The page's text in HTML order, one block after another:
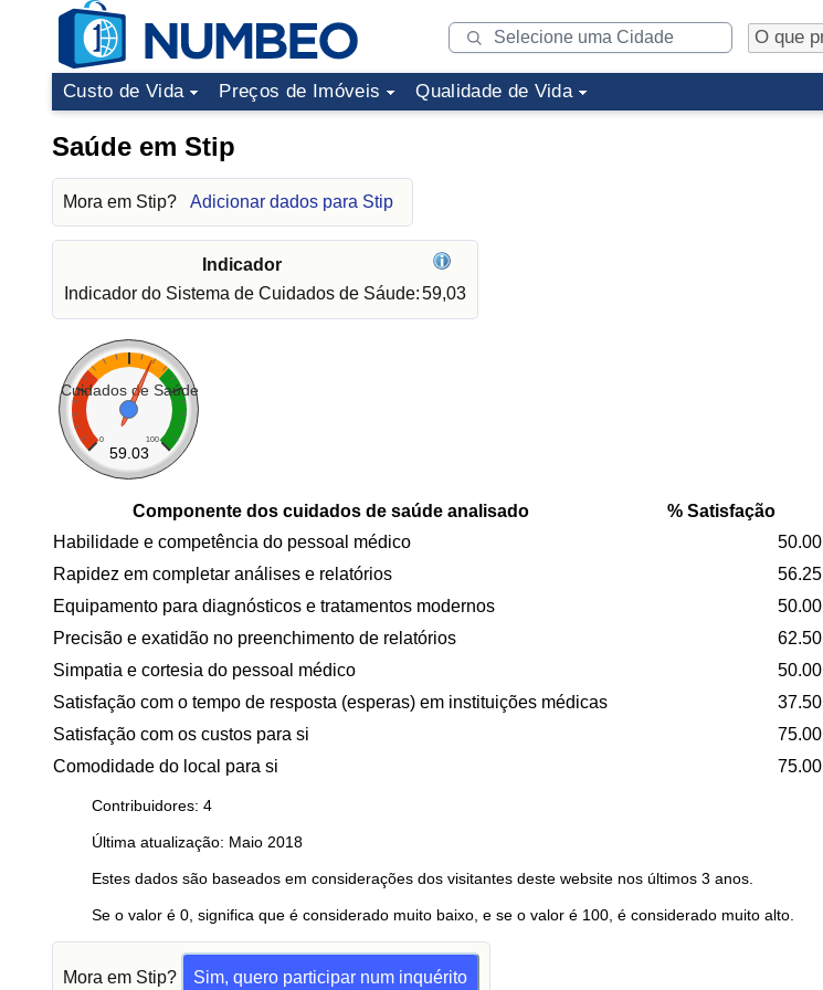
Custo de Vida Preços de Imóveis Qualidade de Vida
Saúde em Stip
Mora em Stip? Adicionar dados para Stip
Indicador
Indicador do Sistema de Cuidados de Sáude:59,03
Cuidados de Saúde
0 100
59.03
Componente dos cuidados de saúde analisado
% Satisfação
Habilidade e competência do pessoal médico
50.00
Rapidez em completar análises e relatórios
56.25
Equipamento para diagnósticos e tratamentos modernos
50.00
Precisão e exatidão no preenchimento de relatórios
62.50
Simpatia e cortesia do pessoal médico
50.00
Satisfação com o tempo de resposta (esperas) em instituições médicas
37.50
Satisfação com os custos para si
75.00
Comodidade do local para si
75.00
Contribuidores: 4
Última atualização: Maio 2018
Estes dados são baseados em considerações dos visitantes deste website nos últimos 3 anos.
Se o valor é 0, significa que é considerado muito baixo, e se o valor é 100, é considerado muito alto.
Mora em Stip? Sim, quero participar num inquérito